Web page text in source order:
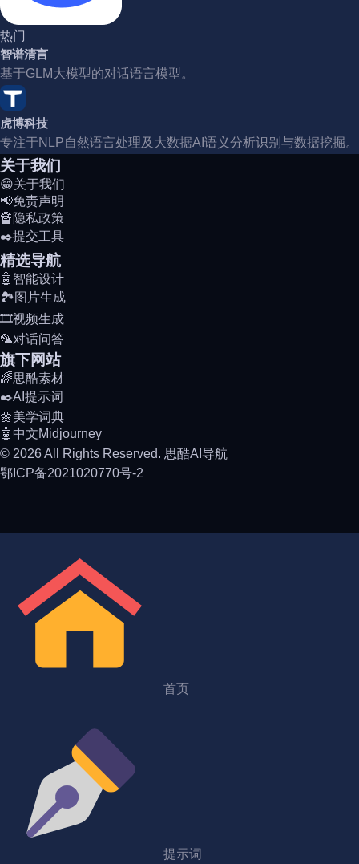
热门
智谱清言
基于GLM大模型的对话语言模型。
虎博科技
专注于NLP自然语言处理及大数据AI语义分析识别与数据挖掘。
关于我们
😁关于我们
📢免责声明
🔏隐私政策
✒️提交工具
精选导航
🤖智能设计
🏞️图片生成
🎞️视频生成
🦜对话问答
旗下网站
🌈思酷素材
✒️AI提示词
🌼美学词典
🤖中文Midjourney
© 2026 All Rights Reserved. 思酷AI导航
鄂ICP备2021020770号-2
首页
提示词